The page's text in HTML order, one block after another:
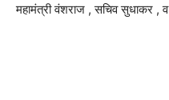
महामंत्री वंशराज , सचिव सुधाकर ,